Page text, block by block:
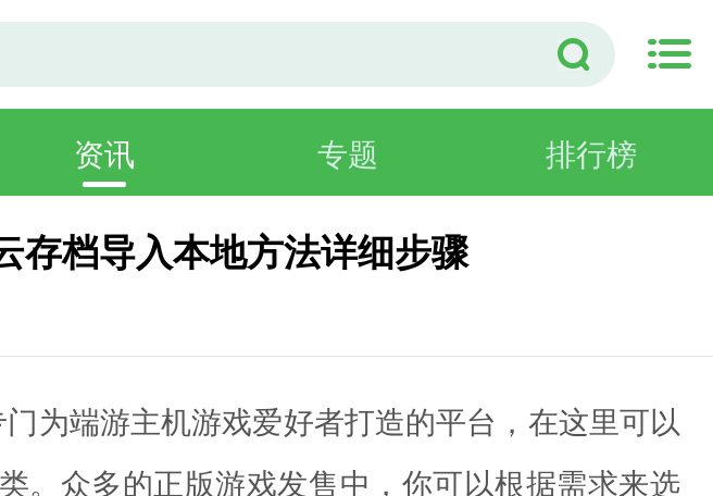
资讯 专题 排行榜
存档导入本地方法详细步骤
为端游主机游戏爱好者打造的平台，在这里可以
。众多的正版游戏发售中，你可以根据需求来选